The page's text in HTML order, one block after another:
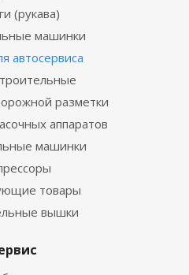
(рукава)
машинки
автосервиса
разметки
аппаратов
машинки
товары
вышки